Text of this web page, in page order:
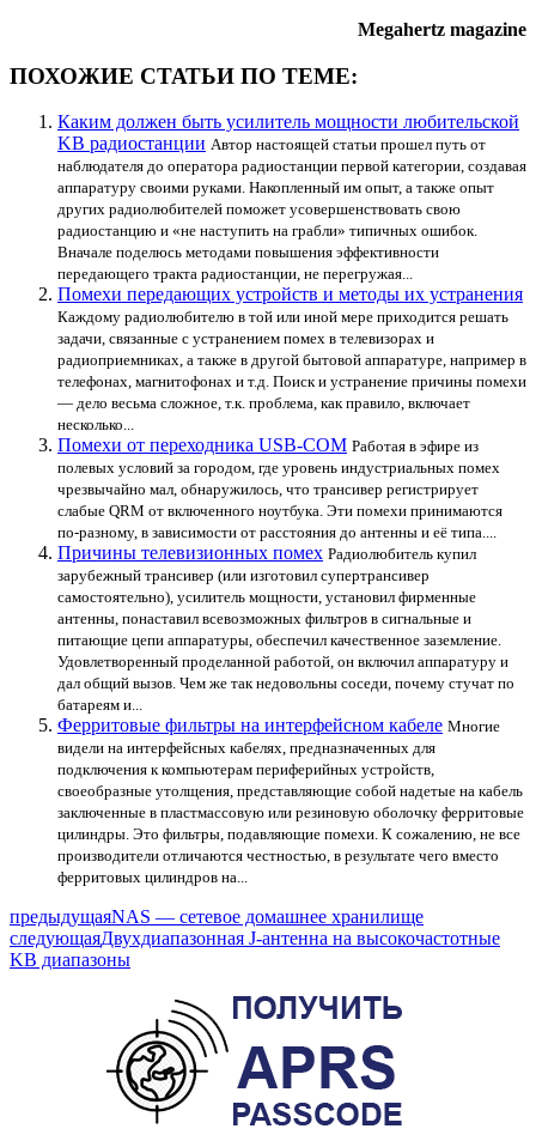
Megahertz magazine
ПОХОЖИЕ СТАТЬИ ПО ТЕМЕ:
Каким должен быть усилитель мощности любительской
KB радиостанции Автор настоящей статьи прошел путь от
наблюдателя до оператора радиостанции первой категории, создавая
аппаратуру своими руками. Накопленный им опыт, а также опыт
других радиолюбителей поможет усовершенствовать свою
радиостанцию и «не наступить на грабли» типичных ошибок.
Вначале поделюсь методами повышения эффективности
передающего тракта радиостанции, не перегружая...
Помехи передающих устройств и методы их устранения
Каждому радиолюбителю в той или иной мере приходится решать
задачи, связанные с устранением помех в телевизорах и
радиоприемниках, а также в другой бытовой аппаратуре, например в
телефонах, магнитофонах и т.д. Поиск и устранение причины помехи
— дело весьма сложное, т.к. проблема, как правило, включает
несколько...
Помехи от переходника USB-COM Работая в эфире из
полевых условий за городом, где уровень индустриальных помех
чрезвычайно мал, обнаружилось, что трансивер регистрирует
слабые QRM от включенного ноутбука. Эти помехи принимаются
по-разному, в зависимости от расстояния до антенны и её типа....
Причины телевизионных помех Радиолюбитель купил
зарубежный трансивер (или изготовил супертрансивер
самостоятельно), усилитель мощности, установил фирменные
антенны, понаставил всевозможных фильтров в сигнальные и
питающие цепи аппаратуры, обеспечил качественное заземление.
Удовлетворенный проделанной работой, он включил аппаратуру и
дал общий вызов. Чем же так недовольны соседи, почему стучат по
батареям и...
Ферритовые фильтры на интерфейсном кабеле Многие
видели на интерфейсных кабелях, предназначенных для
подключения к компьютерам периферийных устройств,
своеобразные утолщения, представляющие собой надетые на кабель
заключенные в пластмассовую или резиновую оболочку ферритовые
цилиндры. Это фильтры, подавляющие помехи. К сожалению, не все
производители отличаются честностью, в результате чего вместо
ферритовых цилиндров на...
предыдущаяNAS — сетевое домашнее хранилище
следующаяДвухдиапазонная J-антенна на высокочастотные
KB диапазоны